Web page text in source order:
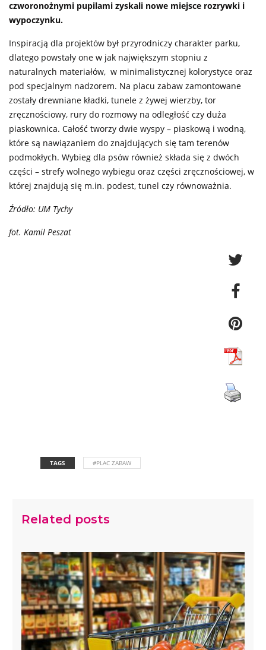
czworonożnymi pupilami zyskali nowe miejsce rozrywki i
wypoczynku.
Inspiracją dla projektów był przyrodniczy charakter parku,
dlatego powstały one w jak największym stopniu z
naturalnych materiałów, w minimalistycznej kolorystyce oraz
pod specjalnym nadzorem. Na placu zabaw zamontowane
zostały drewniane kładki, tunele z żywej wierzby, tor
zręcznościowy, rury do rozmowy na odległość czy duża
piaskownica. Całość tworzy dwie wyspy – piaskową i wodną,
które są nawiązaniem do znajdujących się tam terenów
podmokłych. Wybieg dla psów również składa się z dwóch
części – strefy wolnego wybiegu oraz części zręcznościowej, w
której znajdują się m.in. podest, tunel czy równoważnia.
Źródło: UM Tychy
fot. Kamil Peszat
TAGS #PLAC ZABAW
Related posts